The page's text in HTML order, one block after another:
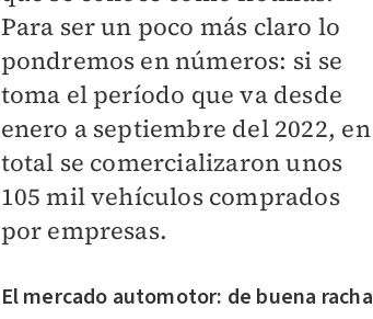
Para ser un poco más claro lo
pondremos en números: si se
toma el período que va desde
enero a septiembre del 2022, en
total se comercializaron unos
105 mil vehículos comprados
por empresas.
El mercado automotor: de buena racha